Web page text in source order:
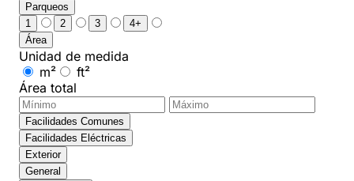
Parqueos
1
2 3
4+
Área
Unidad de medida
m²
ft²
Área total
Facilidades Comunes
Facilidades Eléctricas
Exterior
General